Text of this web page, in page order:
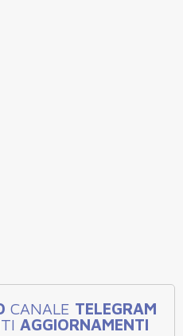
CANALE TELEGRAM
AGGIORNAMENTI